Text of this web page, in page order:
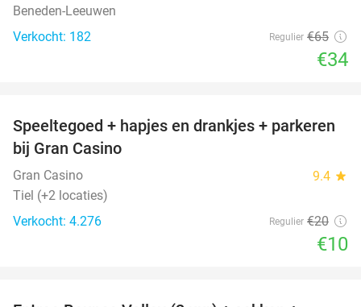
Beneden-Leeuwen
Verkocht: 182
Regulier €65
€34
50%
Speeltegoed + hapjes en drankjes + parkeren
bij Gran Casino
Gran Casino 9.4 star
Tiel (+2 locaties)
Verkocht: 4.276
Regulier €20
€10